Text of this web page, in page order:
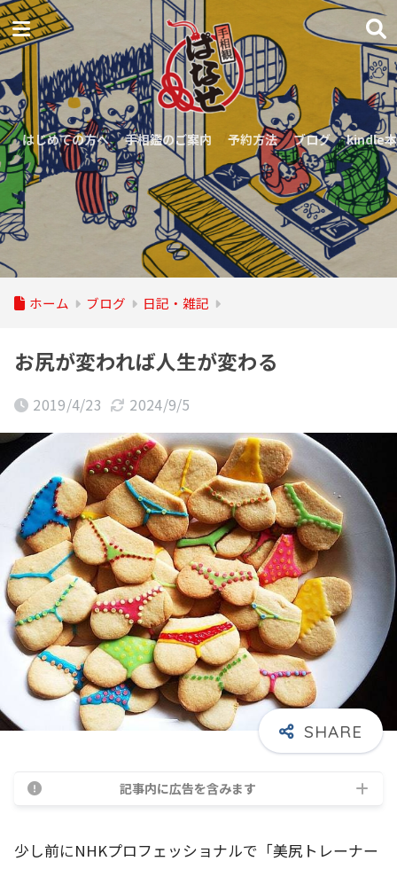
はじめての方へ 手相鑑のご案内 予約方法 ブログ kindle本
ホーム ブログ 日記・雑記
お尻が変われば人生が変わる
2019/4/23 2024/9/5
記事内に広告を含みます
少し前にNHKプロフェッショナルで「美尻トレーナー